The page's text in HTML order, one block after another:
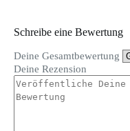
Schreibe eine Bewertung
Deine Gesamtbewertung
Deine Rezension